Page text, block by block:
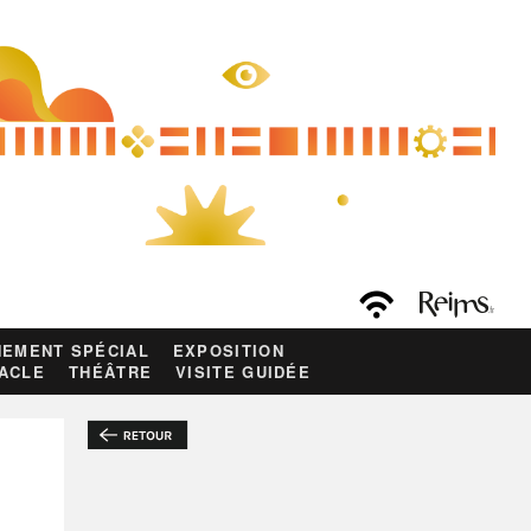
SPÉCIAL
EXPOSITION
THÉÂTRE VISITE GUIDÉE